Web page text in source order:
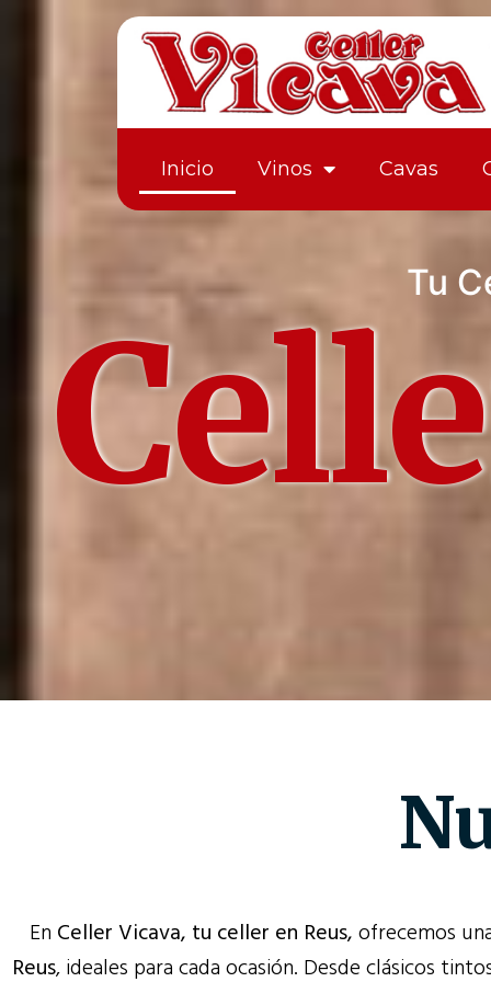
Inicio Vinos Cavas
Tu
En Celler Vicava, tu celler en Reus,ofrecemos
Reus, ideales para cada ocasión. Desde clásicos